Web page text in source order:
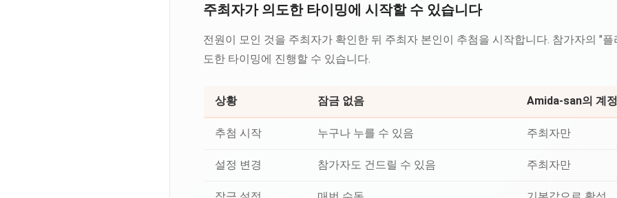
주최자가 의도한 타이밍에 시작할 수 있습니다
전원이 모인 것을 주최자가 확인한 뒤 주최자 본인이 추첨을 시작합니다. 참가자의 "
도한 타이밍에 진행할 수 있습니다.
상황 잠금 없음 Amida-san의 계
추첨 시작 누구나 누를 수 있음 주최자만
설정 변경 참가자도 건드릴 수 있음 주최자만